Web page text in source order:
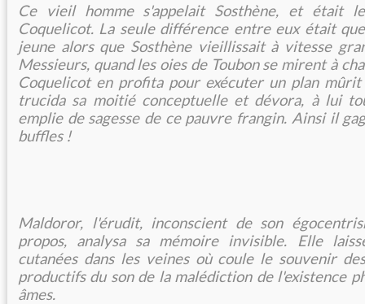
Ce vieil homme s'appelait Sosthène, et était
Coquelicot. La seule différence entre eux était
jeune alors que Sosthène vieillissait à vitesse
Messieurs, quand les oies de Toubon se mirent à
Coquelicot en profita pour exécuter un plan
trucida sa moitié conceptuelle et dévora, à lui
emplie de sagesse de ce pauvre frangin. Ainsi il
buffles !
Maldoror, l'érudit, inconscient de son
propos, analysa sa mémoire invisible. Elle
cutanées dans les veines où coule le souvenir
productifs du son de la malédiction de l'existence
âmes.